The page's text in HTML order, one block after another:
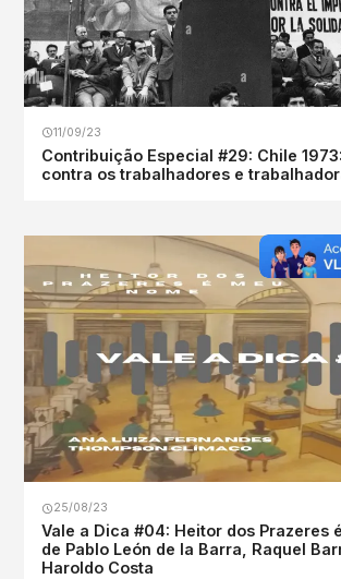
11/09/23
Contribuição Especial #29: Chile
contra os trabalhadores e
25/08/23
Vale a Dica #04: Heitor dos Prazeres
de Pablo León de la Barra, Raquel
Haroldo Costa